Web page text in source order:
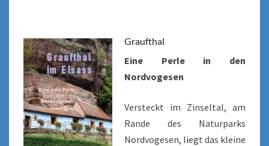
Graufthal
Eine Perle in den
Nordvogesen
Versteckt im Zinseltal, am
Rande des Naturparks
Nordvogesen, liegt das kleine